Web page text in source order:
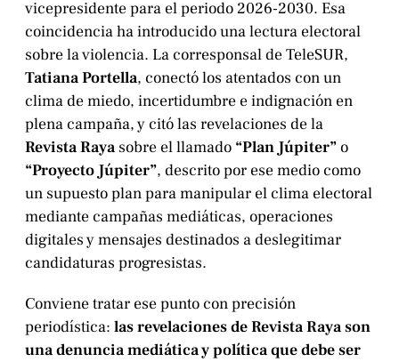
vicepresidente para el periodo 2026-2030. Esa
coincidencia ha introducido una lectura electoral
sobre la violencia. La corresponsal de TeleSUR,
Tatiana Portella, conectó los atentados con un
clima de miedo, incertidumbre e indignación en
plena campaña, y citó las revelaciones de la
Revista Raya sobre el llamado “Plan Júpiter”o
“Proyecto Júpiter”, descrito por ese medio como
un supuesto plan para manipular el clima electoral
mediante campañas mediáticas, operaciones
digitales y mensajes destinados a deslegitimar
candidaturas progresistas.
Conviene tratar ese punto con precisión
periodística: las revelaciones de Revista Raya son
una denuncia mediática y política que debe ser